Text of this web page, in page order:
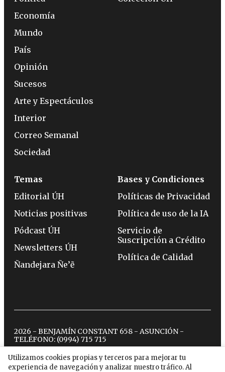
Utilizamos cookies propias y terceros para mejorar tu
experiencia de navegación y analizar nuestro tráfico. Al
Economía
Mundo
País
Opinión
Sucesos
Arte y Espectáculos
Interior
Correo Semanal
Sociedad
Temas
Editorial ÚH
Noticias positivas
Pódcast ÚH
Newsletters ÚH
Ñandejara Ñe’ẽ
Bases y Condiciones
Políticas de Privacidad
Política de uso de la IA
Servicio de
Suscripción a Crédito
Política de Calidad
2026 - BENJAMÍN CONSTANT 658 - ASUNCIÓN -
TELÉFONO: (0994) 715 715